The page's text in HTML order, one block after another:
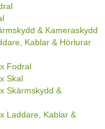
& Kameraskydd
Kablar & Hörlurar
Fodral
Skal
Skärmskydd &
Laddare, Kablar &